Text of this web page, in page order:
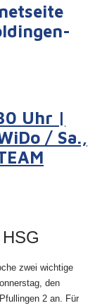
Uhr |
/ Sa.,
zwei wichtige
den
2 an. Für